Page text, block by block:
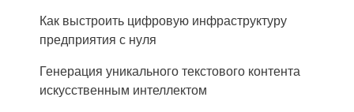
Как выстроить цифровую инфраструктуру
предприятия с нуля
Генерация уникального текстового контента
искусственным интеллектом